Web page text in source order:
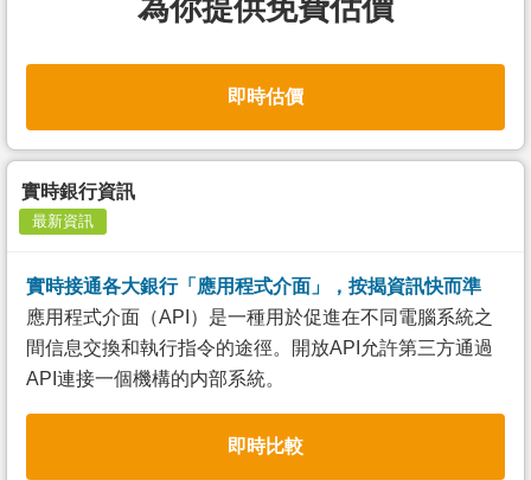
為你提供免費估價
即時估價
實時銀行資訊
最新資訊
實時接通各大銀行「應用程式介面」，按揭資訊快而準
應用程式介面（API）是一種用於促進在不同電腦系統之
間信息交換和執行指令的途徑。開放API允許第三方通過
API連接一個機構的内部系統。
即時比較